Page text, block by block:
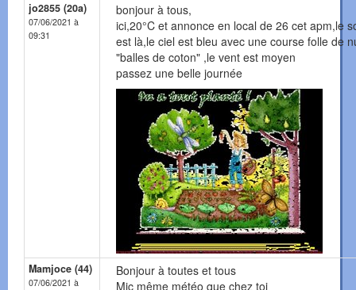
jo2855 (20a)
07/06/2021 à
09:31
bonjour à tous,
ici,20°C et annonce en local de 26 cet apm,le
est là,le ciel est bleu avec une course folle de
"balles de coton" ,le vent est moyen
passez une belle journée
Mamjoce (44)
07/06/2021 à
Bonjour à toutes et tous
Mic même météo que chez toi